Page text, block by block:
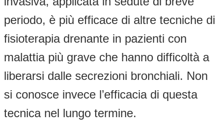
periodo, è più efficace di altre tecniche di
fisioterapia drenante in pazienti con
malattia più grave che hanno difficoltà a
liberarsi dalle secrezioni bronchiali. Non
si conosce invece l’efficacia di questa
tecnica nel lungo termine.